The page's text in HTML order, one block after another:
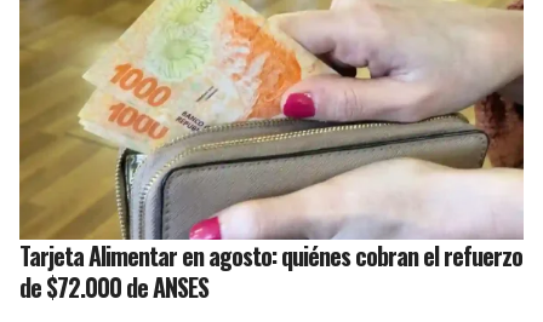
Tarjeta Alimentar en agosto: quiénes cobran el refuerzo
de $72.000 de ANSES